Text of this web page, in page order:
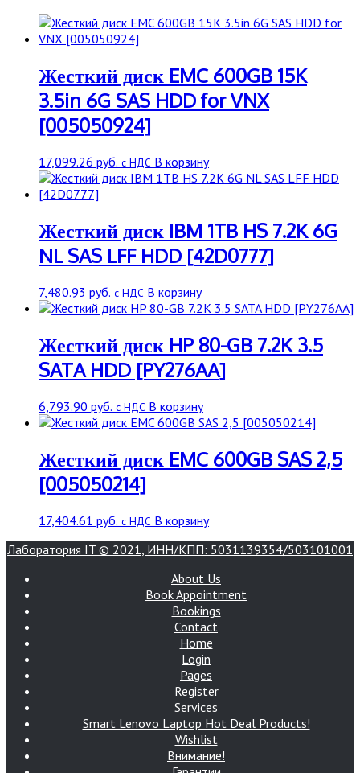
Жесткий диск EMC 600GB 15K
3.5in 6G SAS HDD for VNX
[005050924]
17,099.26 руб. с НДС В корзину
Жесткий диск IBM 1TB HS 7.2K 6G
NL SAS LFF HDD [42D0777]
7,480.93 руб. с НДС В корзину
Жесткий диск HP 80-GB 7.2K 3.5
SATA HDD [PY276AA]
6,793.90 руб. с НДС В корзину
Жесткий диск EMC 600GB SAS 2,5
[005050214]
17,404.61 руб. с НДС В корзину
Лаборатория IT © 2021, ИНН/КПП: 5031139354/503101001
About Us
Book Appointment
Bookings
Contact
Home
Login
Pages
Register
Services
Smart Lenovo Laptop Hot Deal Products!
Wishlist
Внимание!